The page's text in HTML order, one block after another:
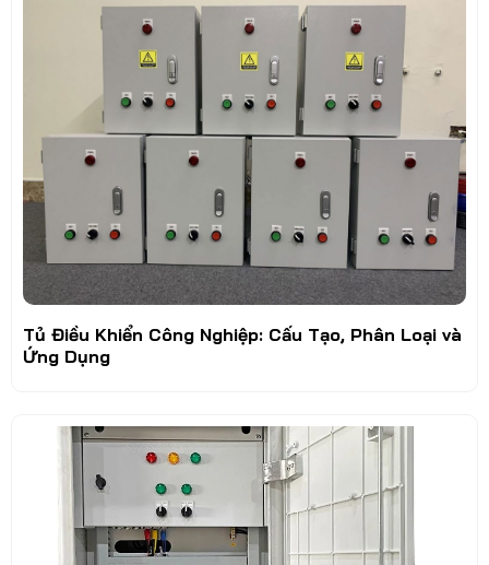
Tủ Điều Khiển Công Nghiệp: Cấu Tạo, Phân Loại và
Ứng Dụng